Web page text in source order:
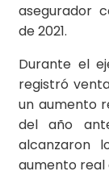
asegurador
de 2021.
Durante el
registró
un aumento
del año
alcanzaron
aumento real